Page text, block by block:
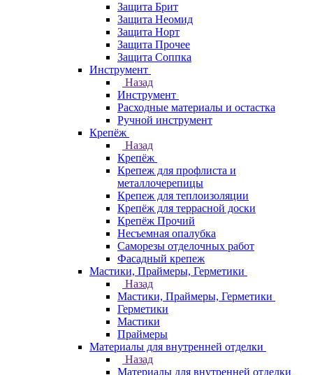
Защита Брит
Защита Неомид
Защита Норт
Защита Прочее
Защита Соппка
Инструмент
Назад
Инструмент
Расходные материалы и остастка
Ручной инструмент
Крепёж
Назад
Крепёж
Крепеж для профлиста и
металлочерепицы
Крепеж для теплоизоляции
Крепёж для террасной доски
Крепёж Прочий
Несъемная опалубка
Саморезы отделочных работ
Фасадный крепеж
Мастики, Праймеры, Герметики
Назад
Мастики, Праймеры, Герметики
Герметики
Мастики
Праймеры
Материалы для внутренней отделки
Назад
Материалы для внутренней отделки